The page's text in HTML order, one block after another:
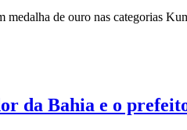
medalha de ouro nas categorias
da Bahia e o